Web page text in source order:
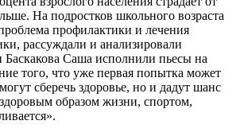
На подростков школьного возраста
профилактики и лечения
рассуждали и анализировали
Саша исполнили пьесы на
того, что уже первая попытка может
сберечь здоровье, но и дадут шанс
образом жизни, спортом,